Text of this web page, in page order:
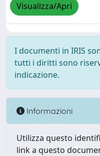
Visualizza/Apri
I documenti in IRIS
tutti i diritti sono
indicazione.
Informazioni
Utilizza questo
link a questo